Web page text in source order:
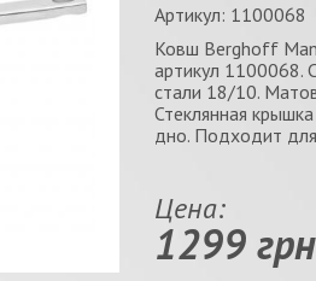
Артикул: 1100068
Ковш Berghoff
артикул 1100068.
стали 18/10.
Стеклянная
дно. Подходит
Цена:
1299 грн